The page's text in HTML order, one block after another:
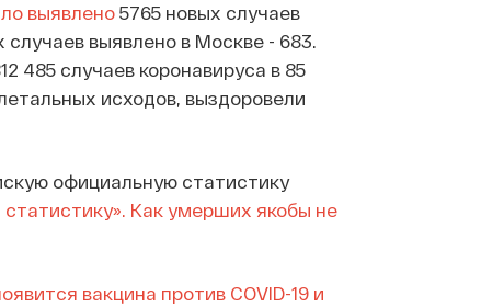
выявлено5765 новых случаев
случаев выявлено в Москве - 683.
485 случаев коронавируса в 85
исходов, выздоровели
официальную статистику
статистику». Как умерших якобы не
вакцина против COVID-19 и